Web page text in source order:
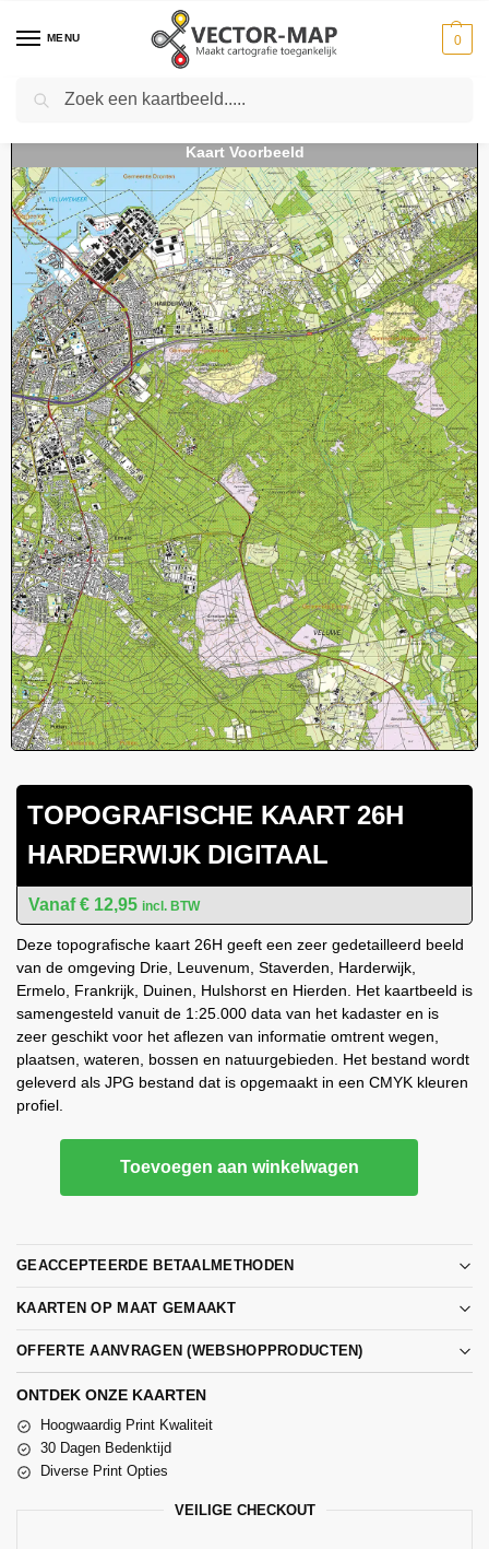
MENU 0
Home Kaarten - Topografische kaarten
TOPOGRAFISCHE KAART 26H
HARDERWIJK DIGITAAL
€ 12,95 incl. BTW
Deze topografische kaart 26H geeft een zeer gedetailleerd beeld
van de omgeving Drie, Leuvenum, Staverden, Harderwijk,
Ermelo, Frankrijk, Duinen, Hulshorst en Hierden. Het kaartbeeld is
samengesteld vanuit de 1:25.000 data van het kadaster en is
zeer geschikt voor het aflezen van informatie omtrent wegen,
plaatsen, wateren, bossen en natuurgebieden. Het bestand wordt
geleverd als JPG bestand dat is opgemaakt in een CMYK kleuren
profiel.
Toevoegen aan winkelwagen
GEACCEPTEERDE BETAALMETHODEN
KAARTEN OP MAAT GEMAAKT
OFFERTE AANVRAGEN (WEBSHOPPRODUCTEN)
ONTDEK ONZE KAARTEN
Hoogwaardig Print Kwaliteit
30 Dagen Bedenktijd
Diverse Print Opties
VEILIGE CHECKOUT